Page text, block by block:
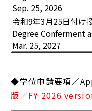
Sep. 25, 2026
令和9年3月25日付け
Degree Conferment
Mar. 25, 2027
◆学位申請要項／
版／FY 2026